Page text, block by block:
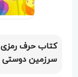
کتاب حرف رمزی
سرزمین دوستی